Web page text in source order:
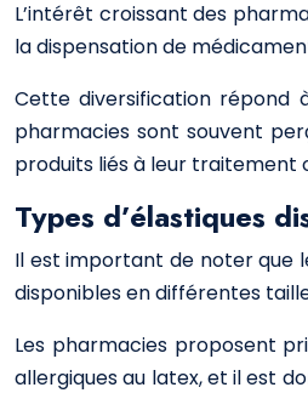
L’intérêt croissant des
la dispensation de
Cette diversification répond
pharmacies sont souvent
produits liés à leur traitement
Types d’élastiques
Il est important de noter que
disponibles en différentes
Les pharmacies proposent
allergiques au latex, et il est